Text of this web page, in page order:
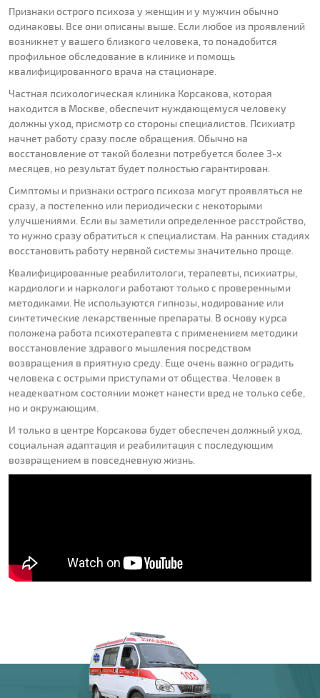
Признаки острого психоза у женщин и у мужчин обычно
одинаковы. Все они описаны выше. Если любое из проявлений
возникнет у вашего близкого человека, то понадобится
профильное обследование в клинике и помощь
квалифицированного врача на стационаре.
Частная психологическая клиника Корсакова, которая
находится в Москве, обеспечит нуждающемуся человеку
должны уход, присмотр со стороны специалистов. Психиатр
начнет работу сразу после обращения. Обычно на
восстановление от такой болезни потребуется более 3-х
месяцев, но результат будет полностью гарантирован.
Симптомы и признаки острого психоза могут проявляться не
сразу, а постепенно или периодически с некоторыми
улучшениями. Если вы заметили определенное расстройство,
то нужно сразу обратиться к специалистам. На ранних стадиях
восстановить работу нервной системы значительно проще.
Квалифицированные реабилитологи, терапевты, психиатры,
кардиологи и наркологи работают только с проверенными
методиками. Не используются гипнозы, кодирование или
синтетические лекарственные препараты. В основу курса
положена работа психотерапевта с применением методики
восстановление здравого мышления посредством
возвращения в приятную среду. Еще очень важно оградить
человека с острыми приступами от общества. Человек в
неадекватном состоянии может нанести вред не только себе,
но и окружающим.
И только в центре Корсакова будет обеспечен должный уход,
социальная адаптация и реабилитация с последующим
возвращением в повседневную жизнь.